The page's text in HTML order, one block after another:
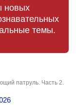
новых
темы.
патруль. Часть 2.